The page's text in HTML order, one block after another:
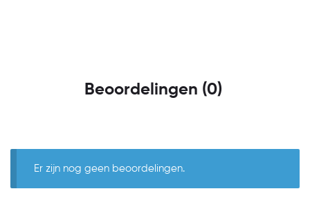
Beoordelingen (0)
Er zijn nog geen beoordelingen.